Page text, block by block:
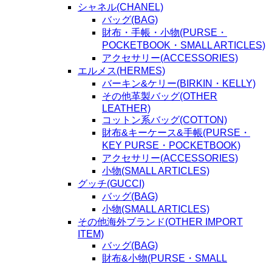
シャネル(CHANEL)
バッグ(BAG)
財布・手帳・小物(PURSE・
POCKETBOOK・SMALL ARTICLES)
アクセサリー(ACCESSORIES)
エルメス(HERMES)
バーキン&ケリー(BIRKIN・KELLY)
その他革製バッグ(OTHER
LEATHER)
コットン系バッグ(COTTON)
財布&キーケース&手帳(PURSE・
KEY PURSE・POCKETBOOK)
アクセサリー(ACCESSORIES)
小物(SMALL ARTICLES)
グッチ(GUCCI)
バッグ(BAG)
小物(SMALL ARTICLES)
その他海外ブランド(OTHER IMPORT
ITEM)
バッグ(BAG)
財布&小物(PURSE・SMALL